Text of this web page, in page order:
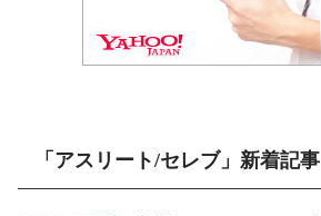
「アスリート/セレブ」新着記事